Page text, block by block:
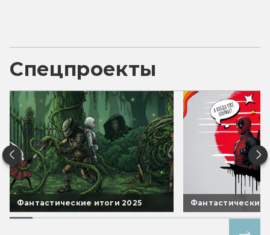
Спецпроекты
Фантастические итоги 2025 Фантастические